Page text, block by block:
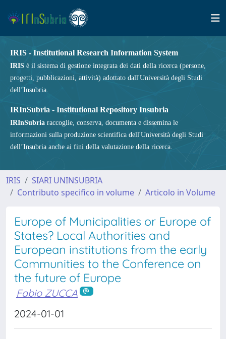
IRIS - Institutional Research Information System
IRIS è il sistema di gestione integrata dei dati della ricerca (persone,
progetti, pubblicazioni, attività) adottato dall'Università degli Studi
dell’Insubria.
IRInSubria - Institutional Repository Insubria
IRInSubria raccoglie, conserva, documenta e dissemina le
informazioni sulla produzione scientifica dell'Università degli Studi
dell’Insubria anche ai fini della valutazione della ricerca.
IRIS
SIARI UNINSUBRIA
Contributo specifico in volume
Articolo in Volume
Europe of Municipalities or Europe of
States? Local Authorities and
European institutions from the early
Communities to the Conference on
the future of Europe
Fabio ZUCCA
2024-01-01